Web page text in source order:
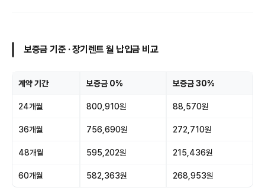
보증금 기준 · 장기렌트 월 납입금 비교
계약 기간 보증금 0% 보증금 30%
24개월 800,910원 88,570원
36개월 756,690원 272,710원
48개월 595,202원 215,436원
60개월 582,363원 268,953원